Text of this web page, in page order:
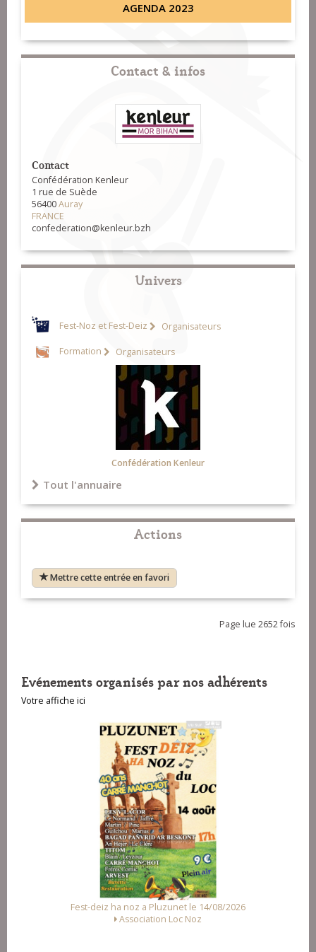
AGENDA 2023
Contact & infos
Contact
Confédération Kenleur
1 rue de Suède
56400Auray
FRANCE
confederation@kenleur.bzh
Univers
Fest-Noz et Fest-Deiz Organisateurs
Formation Organisateurs
Confédération Kenleur
Tout l'annuaire
Actions
Mettre cette entrée en favori
Page lue 2652 fois
Evénements organisés par nos adhérents
Votre affiche ici
le 14/08/2026
Fest Noz a Arzal le 15/08/2026
Alliance des Associations